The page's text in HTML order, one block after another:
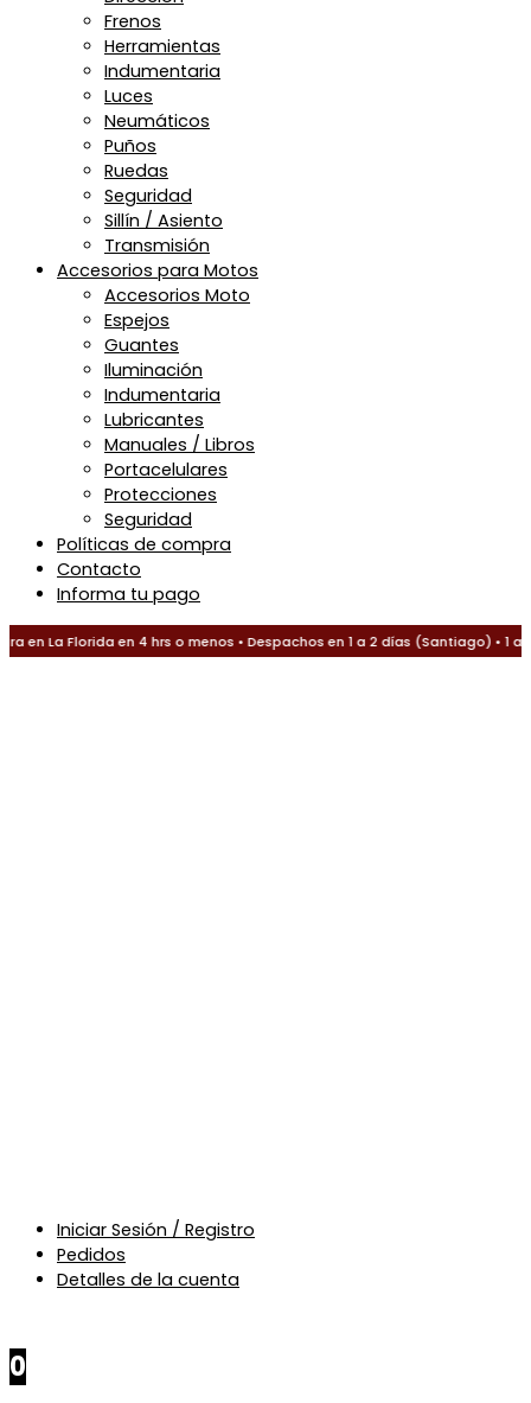
Frenos
Herramientas
Indumentaria
Luces
Neumáticos
Puños
Ruedas
Seguridad
Sillín / Asiento
Transmisión
Accesorios para Motos
Accesorios Moto
Espejos
Guantes
Iluminación
Indumentaria
Lubricantes
Manuales / Libros
Portacelulares
Protecciones
Seguridad
Políticas de compra
Contacto
Informa tu pago
en La Florida en 4 hrs o menos • Despachos en 1 a 2 días (Santiago) • 1 a
Iniciar Sesión / Registro
Pedidos
Detalles de la cuenta
0